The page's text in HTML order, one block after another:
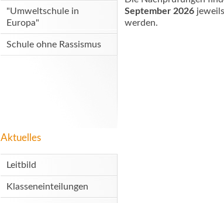
"Umweltschule in
Europa"
Schule ohne Rassismus
Aktuelles
Leitbild
Klasseneinteilungen
September 2026 jeweils
werden.